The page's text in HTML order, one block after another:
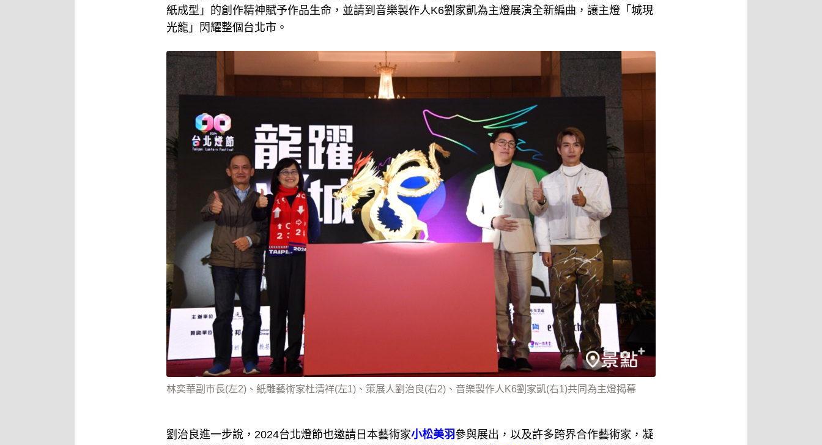
紙成型」的創作精神賦予作品生命，並請到音樂製作人K6劉家凱為主燈展演全新編曲，讓主燈「城現
光龍」閃耀整個台北市。
林奕華副市長(左2)、紙雕藝術家杜清祥(左1)、策展人劉治良(右2)、音樂製作人K6劉家凱(右1)共同為主燈揭幕
劉治良進一步說，2024台北燈節也邀請日本藝術家小松美羽 參與展出，以及許多跨界合作藝術家，凝